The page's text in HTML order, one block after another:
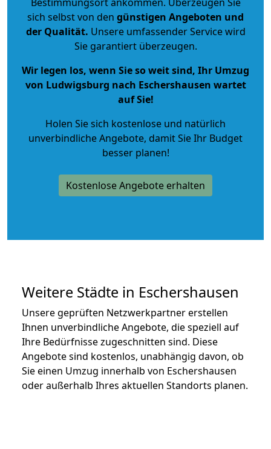
sich selbst von den günstigen Angeboten und
der Qualität. Unsere umfassender Service wird
Sie garantiert überzeugen.
Wir legen los, wenn Sie so weit sind, Ihr Umzug
von Ludwigsburg nach Eschershausen wartet
auf Sie!
Holen Sie sich kostenlose und natürlich
unverbindliche Angebote, damit Sie Ihr Budget
besser planen!
Kostenlose Angebote erhalten
Weitere Städte in Eschershausen
Unsere geprüften Netzwerkpartner erstellen
Ihnen unverbindliche Angebote, die speziell auf
Ihre Bedürfnisse zugeschnitten sind. Diese
Angebote sind kostenlos, unabhängig davon, ob
Sie einen Umzug innerhalb von Eschershausen
oder außerhalb Ihres aktuellen Standorts planen.